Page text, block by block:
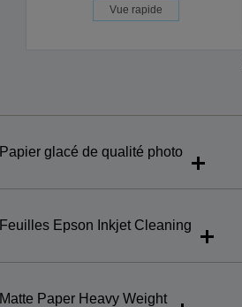
Vue rapide
Papier glacé de qualité photo
Feuilles Epson Inkjet Cleaning
Matte Paper Heavy Weight